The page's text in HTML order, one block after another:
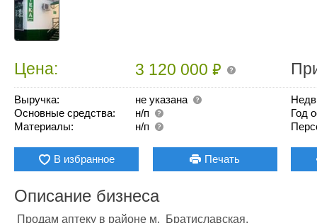
Цена: 3 120 000₽
Выручка:
не указана
Основные средства:
н/п
Материалы:
н/п
Год
В избранное Печать
Описание бизнеса